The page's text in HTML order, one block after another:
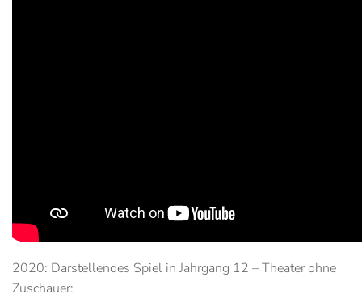
2020: Darstellendes Spiel in Jahrgang 12 – Theater ohne
Zuschauer: